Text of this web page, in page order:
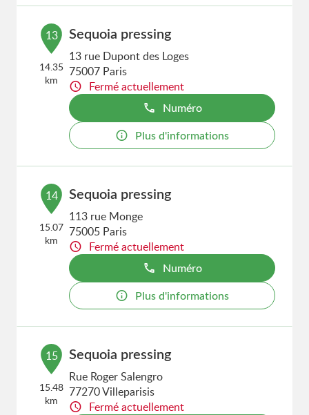
13
14.35
km
Sequoia pressing
13 rue Dupont des Loges
75007 Paris
Fermé actuellement
Numéro
Plus d'informations
14
15.07
km
Sequoia pressing
113 rue Monge
75005 Paris
Fermé actuellement
Numéro
Plus d'informations
15
15.48
km
Sequoia pressing
Rue Roger Salengro
77270 Villeparisis
Fermé actuellement